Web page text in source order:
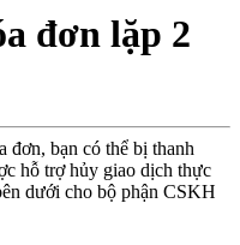
đơn lặp 2
đơn, bạn có thể bị thanh
hỗ trợ hủy giao dịch thực
dưới cho bộ phận CSKH